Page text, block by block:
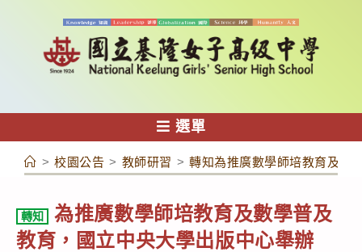
容
選單
> 校園公告 > 教師研習 > 轉知為推廣數學師培教育及數
轉知
為推廣數學師培教育及數學普及
教育，國立中央大學出版中心舉辦